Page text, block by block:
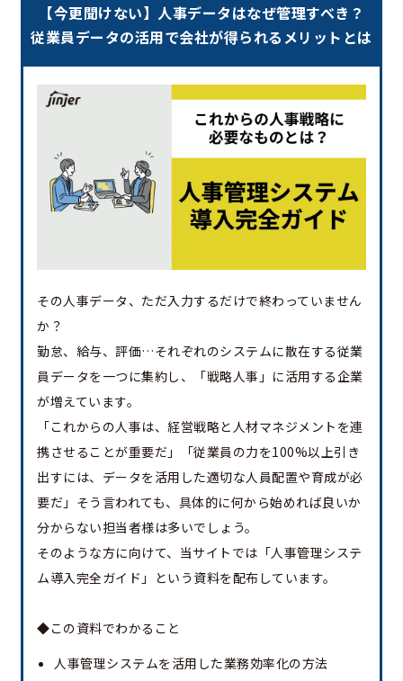
【今更聞けない】人事データはなぜ管理すべき？
従業員データの活用で会社が得られるメリットとは
その人事データ、ただ入力するだけで終わっていません
か？
勤怠、給与、評価…それぞれのシステムに散在する従業
員データを一つに集約し、「戦略人事」に活用する企業
が増えています。
「これからの人事は、経営戦略と人材マネジメントを連
携させることが重要だ」「従業員の力を100%以上引き
出すには、データを活用した適切な人員配置や育成が必
要だ」そう言われても、具体的に何から始めれば良いか
分からない担当者様は多いでしょう。
そのような方に向けて、当サイトでは「人事管理システ
ム導入完全ガイド」という資料を配布しています。
◆この資料でわかること
人事管理システムを活用した業務効率化の方法